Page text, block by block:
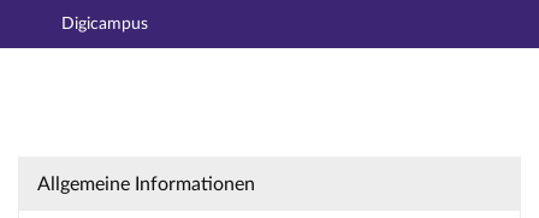
Hauptnavigation
Digicampus
Seminar: Praktikumsmodul - Planung,
Allgemeine Informationen